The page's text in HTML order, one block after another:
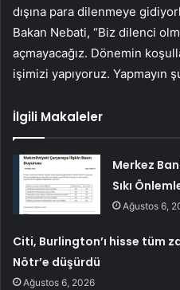
dışına para dilenmeye
Bakan Nebati, “Biz dilenci
açmayacağız. Dönemin
işimizi yapıyoruz. Yapmayın
İlgili Makaleler
Merkez
Sıkı
Ağustos 6,
Citi, Burlington’ı hisse tüm
Nötr’e düşürdü
Ağustos 6, 2026